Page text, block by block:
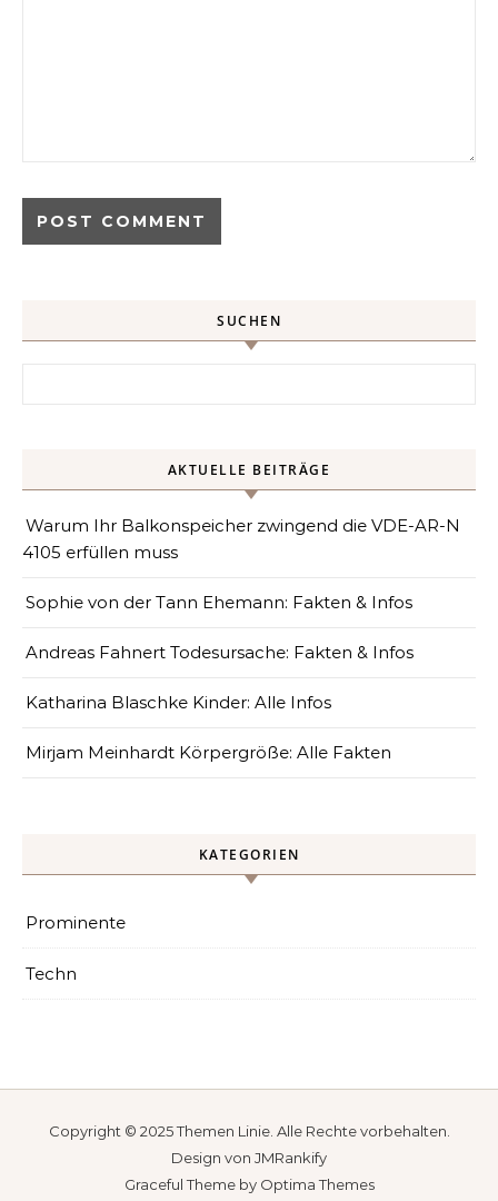
SUCHEN
AKTUELLE BEITRÄGE
Warum Ihr Balkonspeicher zwingend die VDE-AR-N
4105 erfüllen muss
Sophie von der Tann Ehemann: Fakten & Infos
Andreas Fahnert Todesursache: Fakten & Infos
Katharina Blaschke Kinder: Alle Infos
Mirjam Meinhardt Körpergröße: Alle Fakten
KATEGORIEN
Prominente
Techn
Copyright © 2025Themen Linie. Alle Rechte vorbehalten.
Design von JMRankify
Graceful Theme by Optima Themes